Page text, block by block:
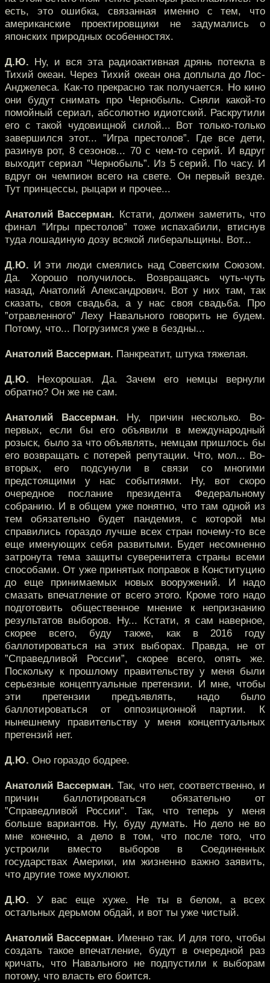
есть, это ошибка, связанная именно с тем, что
американские проектировщики не задумались о
японских природных особенностях.
Д.Ю. Ну, и вся эта радиоактивная дрянь потекла в
Тихий океан. Через Тихий океан она доплыла до Лос-
Анджелеса. Как-то прекрасно так получается. Но кино
они будут снимать про Чернобыль. Сняли какой-то
помойный сериал, абсолютно идиотский. Раскрутили
его с такой чудовищной силой... Вот только-только
завершился этот... ”Игра престолов”. Где все дети,
разинув рот, 8 сезонов... 70 с чем-то серий. И вдруг
выходит сериал ”Чернобыль”. Из 5 серий. По часу. И
вдруг он чемпион всего на свете. Он первый везде.
Тут принцессы, рыцари и прочее...
Анатолий Вассерман. Кстати, должен заметить, что
финал ”Игры престолов” тоже испахабили, втиснув
туда лошадиную дозу всякой либеральщины. Вот...
Д.Ю. И эти люди смеялись над Советским Союзом.
Да. Хорошо получилось. Возвращаясь чуть-чуть
назад, Анатолий Александрович. Вот у них там, так
сказать, своя свадьба, а у нас своя свадьба. Про
”отравленного” Леху Навального говорить не будем.
Потому, что... Погрузимся уже в бездны...
Анатолий Вассерман. Панкреатит, штука тяжелая.
Д.Ю. Нехорошая. Да. Зачем его немцы вернули
обратно? Он же не сам.
Анатолий Вассерман. Ну, причин несколько. Во-
первых, если бы его объявили в международный
розыск, было за что объявлять, немцам пришлось бы
его возвращать с потерей репутации. Что, мол... Во-
вторых, его подсунули в связи со многими
предстоящими у нас событиями. Ну, вот скоро
очередное послание президента Федеральному
собранию. И в общем уже понятно, что там одной из
тем обязательно будет пандемия, с которой мы
справились гораздо лучше всех стран почему-то все
еще именующих себя развитыми. Будет несомненно
затронута тема защиты суверенитета страны всеми
способами. От уже принятых поправок в Конституцию
до еще принимаемых новых вооружений. И надо
смазать впечатление от всего этого. Кроме того надо
подготовить общественное мнение к непризнанию
результатов выборов. Ну... Кстати, я сам наверное,
скорее всего, буду также, как в 2016 году
баллотироваться на этих выборах. Правда, не от
”Справедливой России”, скорее всего, опять же.
Поскольку к прошлому правительству у меня были
серьезные концептуальные претензии. И мне, чтобы
эти претензии предъявлять, надо было
баллотироваться от оппозиционной партии. К
нынешнему правительству у меня концептуальных
претензий нет.
Д.Ю. Оно гораздо бодрее.
Анатолий Вассерман. Так, что нет, соответственно, и
причин баллотироваться обязательно от
”Справедливой России”. Так, что теперь у меня
больше вариантов. Ну, буду думать. Но дело не во
мне конечно, а дело в том, что после того, что
устроили вместо выборов в Соединенных
государствах Америки, им жизненно важно заявить,
что другие тоже мухлюют.
Д.Ю. У вас еще хуже. Не ты в белом, а всех
остальных дерьмом обдай, и вот ты уже чистый.
Анатолий Вассерман. Именно так. И для того, чтобы
создать такое впечатление, будут в очередной раз
кричать, что Навального не подпустили к выборам
потому, что власть его боится.